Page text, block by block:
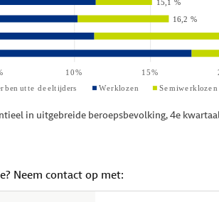
in uitgebreide beroepsbevolking, 4e
Neem contact op met: